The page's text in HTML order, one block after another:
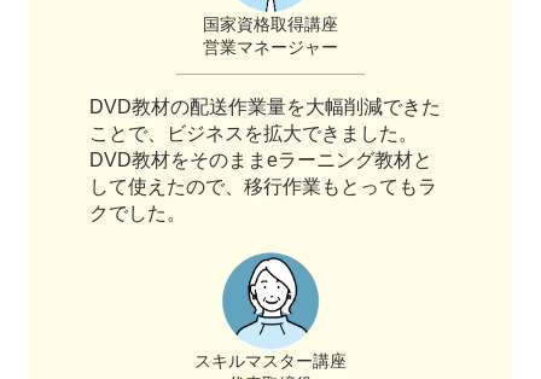
国家資格取得講座
営業マネージャー
DVD教材の配送作業量を大幅削減できた
ことで、ビジネスを拡大できました。
DVD教材をそのままeラーニング教材と
して使えたので、移行作業もとってもラ
クでした。
スキルマスター講座